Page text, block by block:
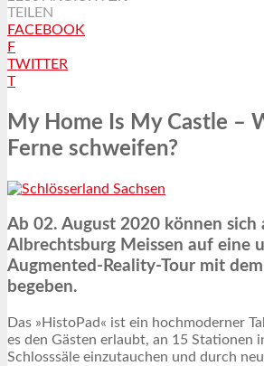
TEILEN
FACEBOOK
F
TWITTER
T
My Home Is My Castle –
Ferne schweifen?
Ab 02. August 2020 können sich
Albrechtsburg Meissen auf eine
Augmented-Reality-Tour mit
begeben.
Das »HistoPad« ist ein hochmoderner
es den Gästen erlaubt, an 15 Stationen
Schlosssäle einzutauchen und durch